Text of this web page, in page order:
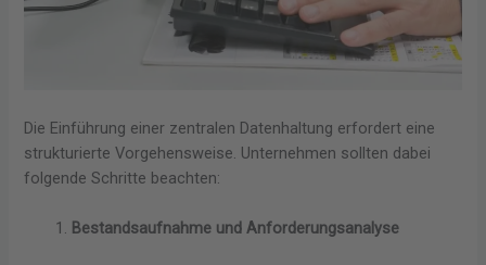
Die Einführung einer zentralen Datenhaltung erfordert eine
strukturierte Vorgehensweise. Unternehmen sollten dabei
folgende Schritte beachten:
Bestandsaufnahme und Anforderungsanalyse